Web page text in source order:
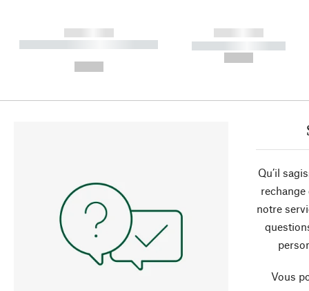
------------
----------- ----------- ----------
------------
----------- -----------
Qu’il
rechange
notre
Vous